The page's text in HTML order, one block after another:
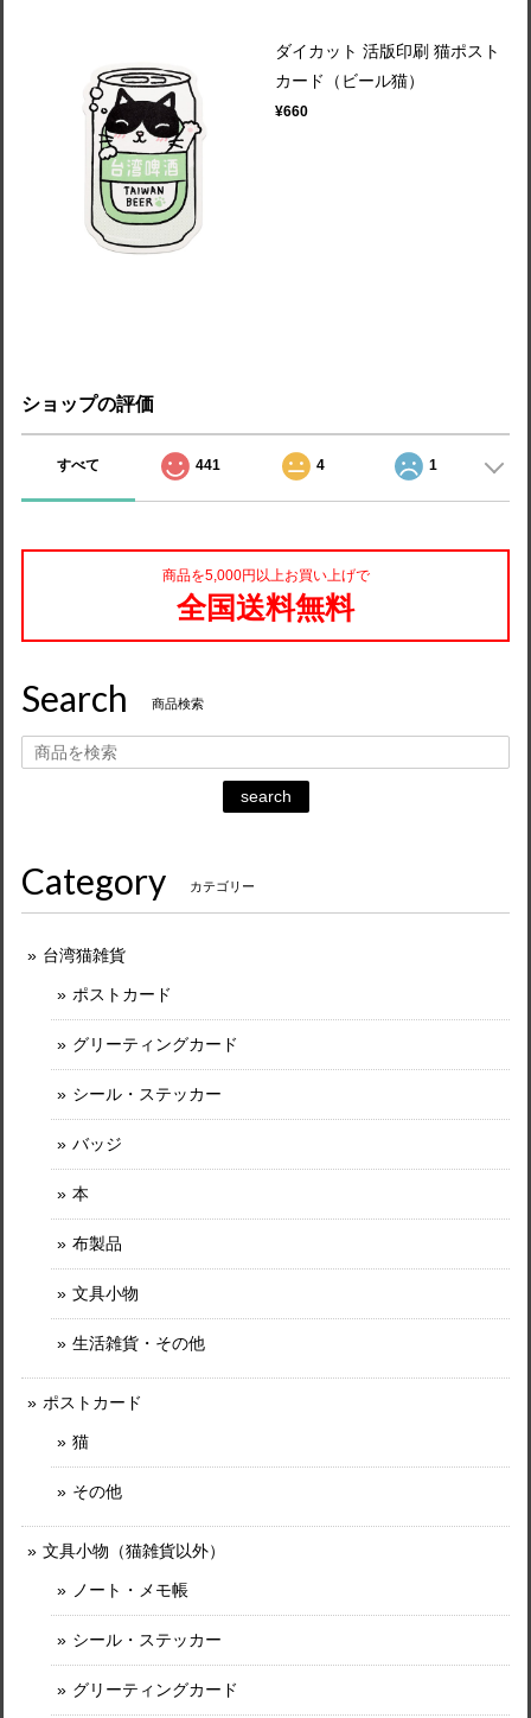
ダイカット 活版印刷 猫ポスト
カード（ビール猫）
¥660
ショップの評価
すべて 441 4 1
商品を5,000円以上お買い上げで
全国送料無料
Search 商品検索
search
Category カテゴリー
台湾猫雑貨
ポストカード
グリーティングカード
シール・ステッカー
バッジ
本
布製品
文具小物
生活雑貨・その他
ポストカード
猫
その他
文具小物（猫雑貨以外）
ノート・メモ帳
シール・ステッカー
グリーティングカード